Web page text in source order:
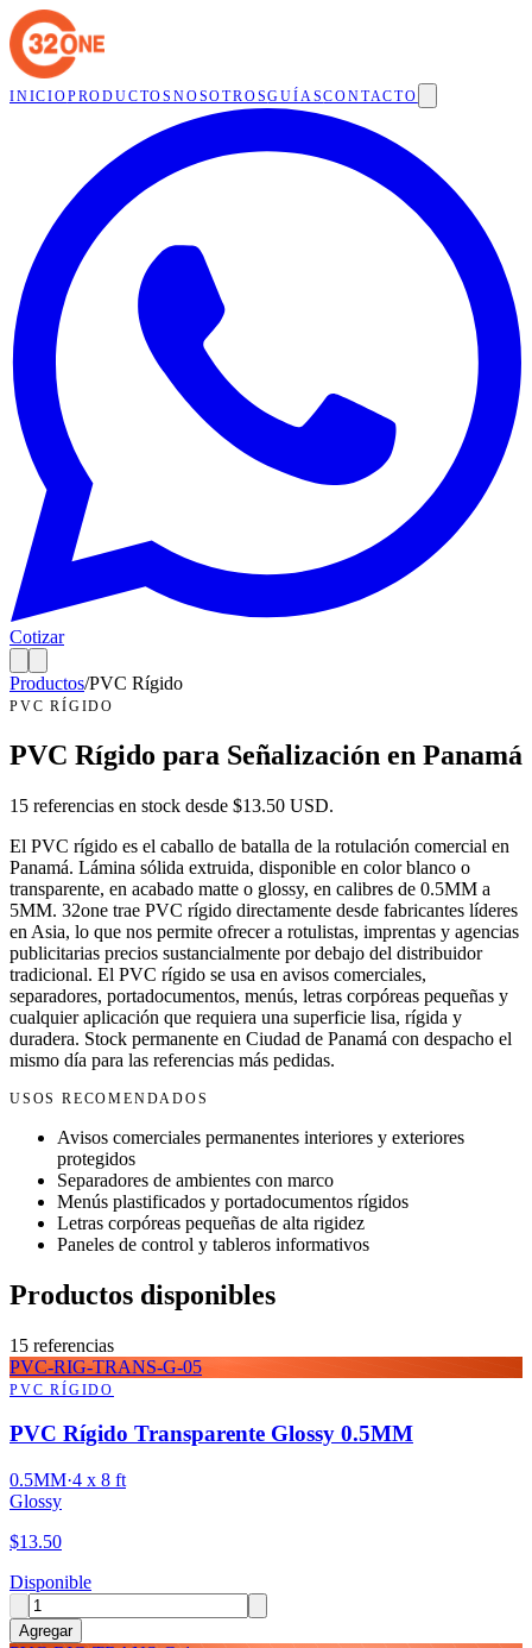
INICIOPRODUCTOSNOSOTROSGUÍASCONTACTO
Cotizar
Productos/PVC Rígido
PVC RÍGIDO
PVC Rígido para Señalización en Panamá
15 referencias en stock desde $13.50 USD.
El PVC rígido es el caballo de batalla de la rotulación comercial en
Panamá. Lámina sólida extruida, disponible en color blanco o
transparente, en acabado matte o glossy, en calibres de 0.5MM a
5MM. 32one trae PVC rígido directamente desde fabricantes líderes
en Asia, lo que nos permite ofrecer a rotulistas, imprentas y agencias
publicitarias precios sustancialmente por debajo del distribuidor
tradicional. El PVC rígido se usa en avisos comerciales,
separadores, portadocumentos, menús, letras corpóreas pequeñas y
cualquier aplicación que requiera una superficie lisa, rígida y
duradera. Stock permanente en Ciudad de Panamá con despacho el
mismo día para las referencias más pedidas.
USOS RECOMENDADOS
Avisos comerciales permanentes interiores y exteriores
protegidos
Separadores de ambientes con marco
Menús plastificados y portadocumentos rígidos
Letras corpóreas pequeñas de alta rigidez
Paneles de control y tableros informativos
Productos disponibles
15 referencias
PVC-RIG-TRANS-G-05
PVC RÍGIDO
PVC Rígido Transparente Glossy 0.5MM
0.5MM·4 x 8 ft
Glossy
$13.50
Disponible
Agregar